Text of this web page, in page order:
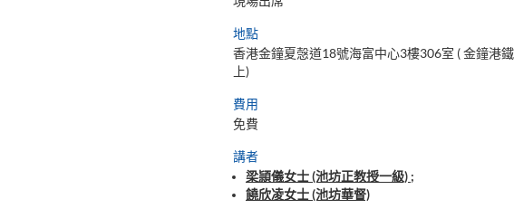
地點
香港金鐘夏愨道18號海富中心3樓306室 ( 金鐘港
上)
費用
免費
講者
梁頴儀女士 (池坊正教授一級) ;
饒欣凌女士 (池坊華督)